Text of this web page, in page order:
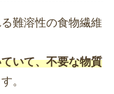
難溶性の食物繊維
いて、不要な物質
。